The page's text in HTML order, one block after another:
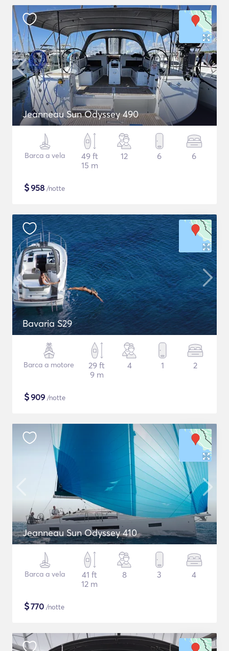
Jeanneau Sun Odyssey 490
Barca a vela
49 ft
15 m
12 6 6
$958 /notte
Bavaria S29
Barca a motore
29 ft
9 m
4 1 2
$909 /notte
Jeanneau Sun Odyssey 410
Barca a vela
41 ft
12 m
8 3 4
$770 /notte